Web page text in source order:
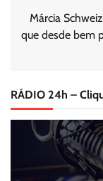
Márcia
que desde bem
RÁDIO 24h –